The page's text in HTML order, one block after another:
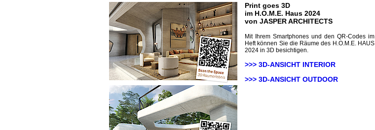
Print goes 3D
im H.O.M.E. Haus 2024
von JASPER ARCHITECTS
Mit Ihrem Smartphones und den QR-Codes im
Heft können Sie die Räume des H.O.M.E. HAUS
2024 in 3D besichtigen.
>>> 3D-ANSICHT INTERIOR
>>> 3D-ANSICHT OUTDOOR